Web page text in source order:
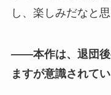
し、楽しみだなと思
――本作は、退団後
ますが意識されて